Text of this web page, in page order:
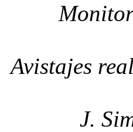
Avistajes
J.